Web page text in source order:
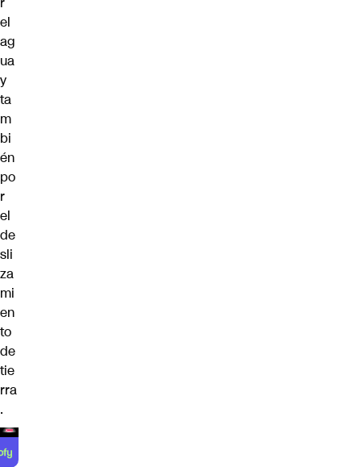
el
ag
ua
y
ta
m
bi
én
po
r
el
de
sli
za
mi
en
to
de
tie
rra
.